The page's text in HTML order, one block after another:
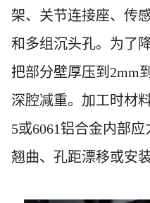
架、关节连接座、传
和多组沉头孔。为了
把部分壁厚压到2mm
深腔减重。加工时材
5或6061铝合金内部
翘曲、孔距漂移或安